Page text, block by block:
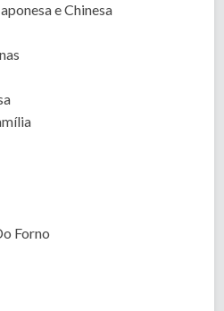
e Chinesa
Forno